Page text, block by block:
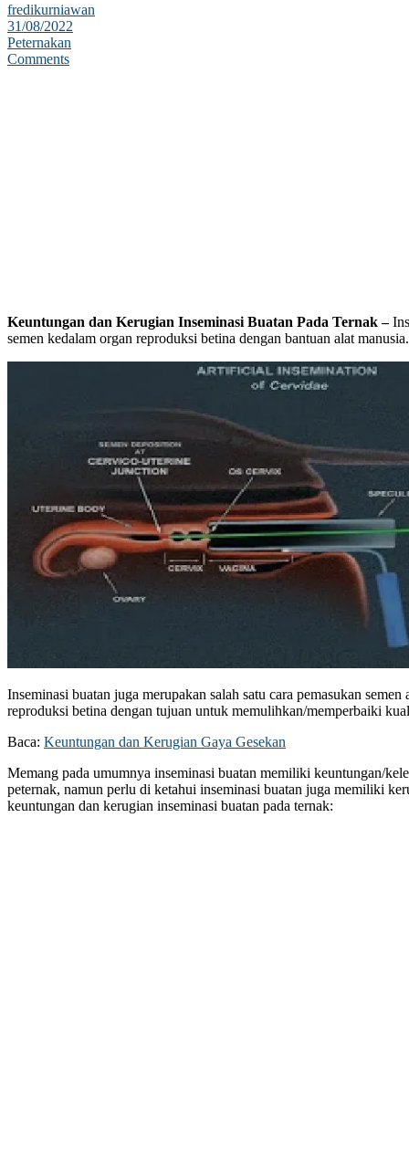
fredikurniawan
31/08/2022
Peternakan
Comments
Keuntungan dan Kerugian Inseminasi Buatan Pada Ternak –
semen kedalam organ reproduksi betina dengan bantuan alat manusia.
Inseminasi buatan juga merupakan salah satu cara pemasukan
reproduksi betina dengan tujuan untuk memulihkan/memperbaiki
Baca: Keuntungan dan Kerugian Gaya Gesekan
Memang pada umumnya inseminasi buatan memiliki keuntungan/
peternak, namun perlu di ketahui inseminasi buatan juga memiliki
keuntungan dan kerugian inseminasi buatan pada ternak: